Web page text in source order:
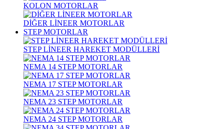
KOLON MOTORLAR
DİĞER LİNEER MOTORLAR
STEP MOTORLAR
STEP LİNEER HAREKET MODÜLLERİ
NEMA 14 STEP MOTORLAR
NEMA 17 STEP MOTORLAR
NEMA 23 STEP MOTORLAR
NEMA 24 STEP MOTORLAR